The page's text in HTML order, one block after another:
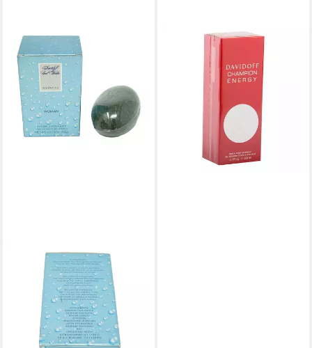
DAVIDOFF
Duschgel Davidoff Cool Water
Aquatics Woman Exfoliating
Loofah Seife 200g
49,00 €
(245,00 €/ 1 kg)
lieferbar - in 2-3 Werktagen bei dir
Duschgel Davidoff Champion
Energy Hair & Body Shampoo
(290,00 €/ 1 l)
lieferbar - in 2-3 Werktagen bei dir